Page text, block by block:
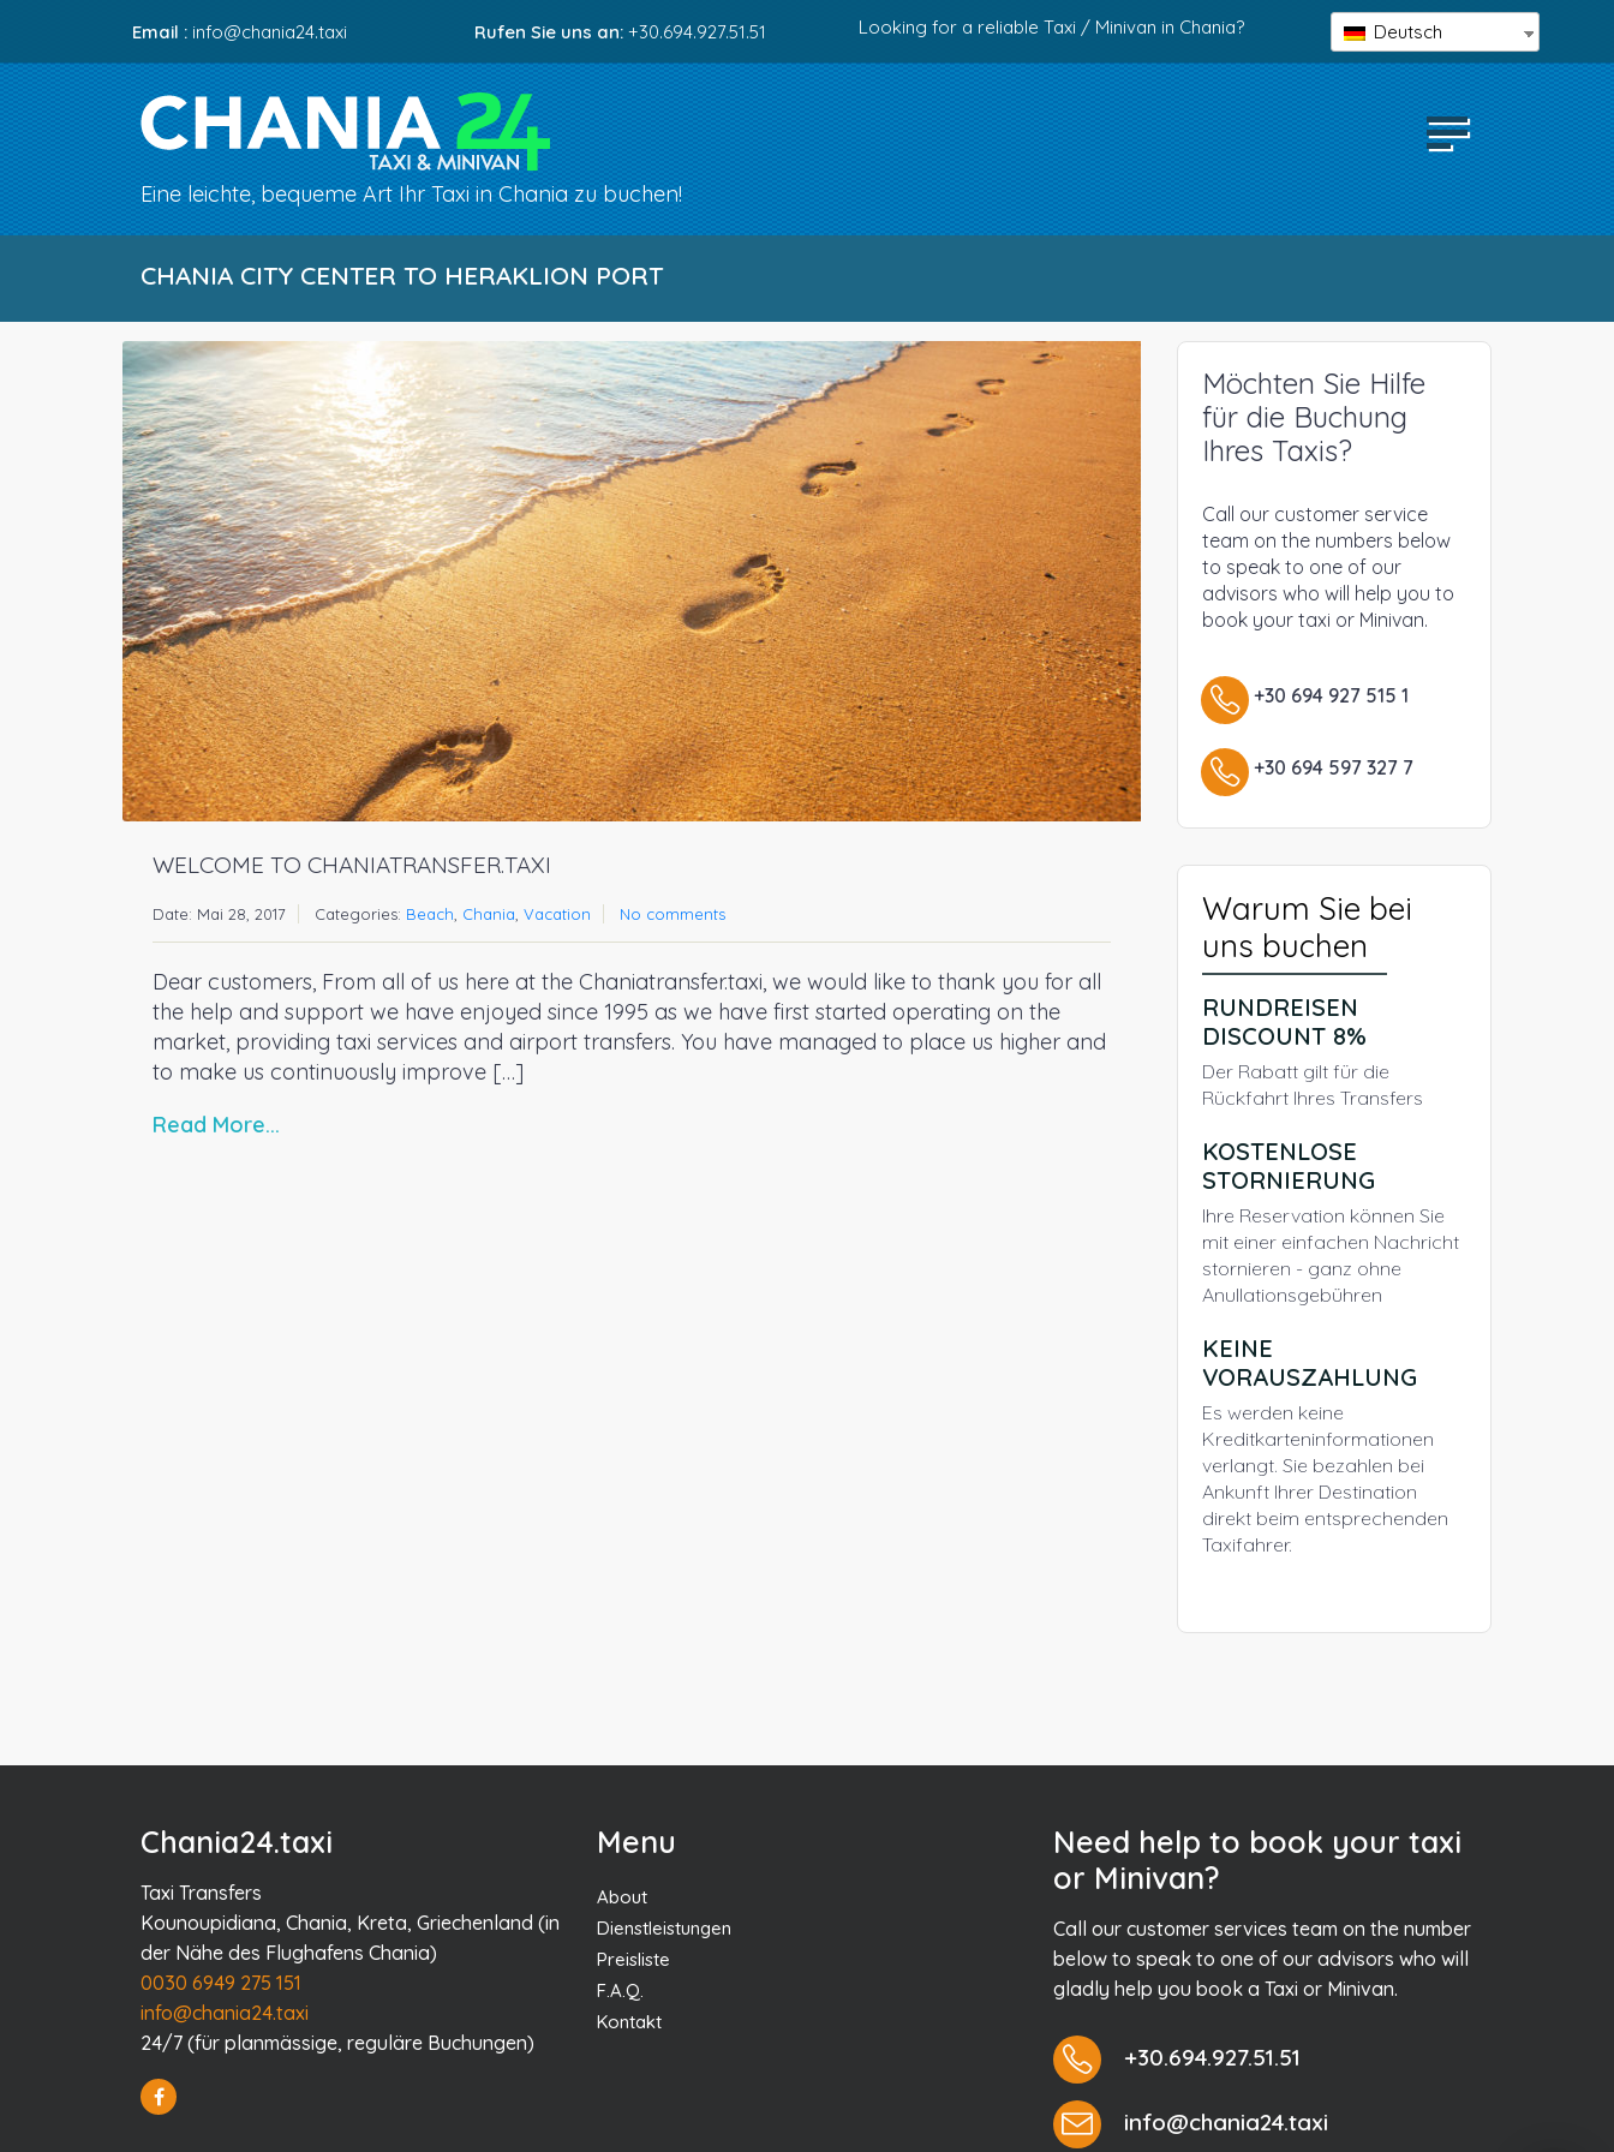
Email : info@chania24.taxi Rufen Sie uns an: +30.694.927.51.51 Looking for a reliable Taxi / Minivan in Chania? Deutsch
Eine leichte, bequeme Art Ihr Taxi in Chania zu buchen!
CHANIA CITY CENTER TO HERAKLION PORT
WELCOME TO CHANIATRANSFER.TAXI
Date: Mai 28, 2017 Categories: Beach Chania Vacation No comments
Dear customers, From all of us here at the Chaniatransfer.taxi, we would like to thank you for all
the help and support we have enjoyed since 1995 as we have first started operating on the
market, providing taxi services and airport transfers. You have managed to place us higher and
to make us continuously improve […]
Read More...
Möchten Sie Hilfe
für die Buchung
Ihres Taxis?
Call our customer service
team on the numbers below
to speak to one of our
advisors who will help you to
book your taxi or Minivan.
+30 694 927 515 1
+30 694 597 327 7
Warum Sie bei
uns buchen
RUNDREISEN
DISCOUNT 8%
Der Rabatt gilt für die
Rückfahrt Ihres Transfers
KOSTENLOSE
STORNIERUNG
Ihre Reservation können Sie
mit einer einfachen Nachricht
stornieren - ganz ohne
Anullationsgebühren
KEINE
VORAUSZAHLUNG
Es werden keine
Kreditkarteninformationen
verlangt. Sie bezahlen bei
Ankunft Ihrer Destination
direkt beim entsprechenden
Taxifahrer.
Chania24.taxi
Taxi Transfers
Kounoupidiana, Chania, Kreta, Griechenland (in
der Nähe des Flughafens Chania)
0030 6949 275 151
info@chania24.taxi
24/7 (für planmässige, reguläre Buchungen)
Menu
About
Dienstleistungen
Preisliste
F.A.Q.
Kontakt
Need help to book your taxi
or Minivan?
Call our customer services team on the number
below to speak to one of our advisors who will
gladly help you book a Taxi or Minivan.
+30.694.927.51.51
info@chania24.taxi